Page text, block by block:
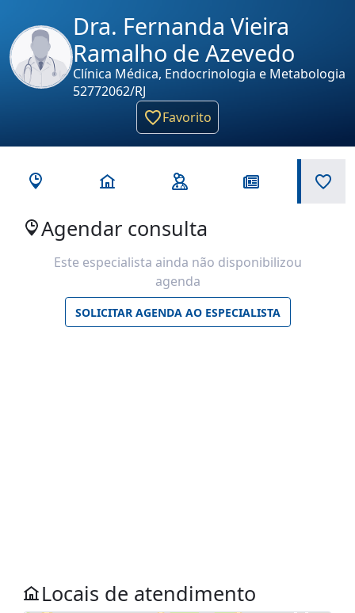
Dra. Fernanda Vieira
Ramalho de Azevedo
Clínica Médica, Endocrinologia e Metabologia
52772062/RJ
Favorito
Agendar consulta
Locais de atendimento